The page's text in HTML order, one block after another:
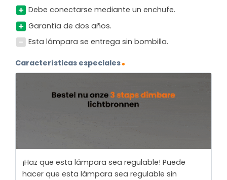
Debe conectarse mediante un enchufe.
Garantía de dos años.
Esta lámpara se entrega sin bombilla.
Características especiales
¡Haz que esta lámpara sea regulable! Puede
hacer que esta lámpara sea regulable sin